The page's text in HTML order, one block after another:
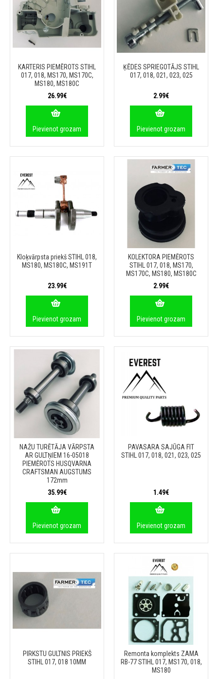
KARTERIS PIEMĒROTS STIHL
017, 018, MS170, MS170C,
MS180, MS180C
26.99€
Pievienot grozam
ĶĒDES SPRIEGOTĀJS STIHL
017, 018, 021, 023, 025
2.99€
Pievienot grozam
Kloķvārpsta priekš STIHL 018,
MS180, MS180C, MS191T
23.99€
Pievienot grozam
KOLEKTORA PIEMĒROTS
STIHL 017, 018, MS170,
MS170C, MS180, MS180C
2.99€
Pievienot grozam
NAŽU TURĒTĀJA VĀRPSTA
AR GULTŅIEM 16-05018
PIEMĒROTS HUSQVARNA
CRAFTSMAN AUGSTUMS
172mm
35.99€
Pievienot grozam
PAVASARA SAJŪGA FIT
STIHL 017, 018, 021, 023, 025
1.49€
Pievienot grozam
PIRKSTU GULTNIS PRIEKŠ
STIHL 017, 018 10MM
Remonta komplekts ZAMA
RB-77 STIHL 017, MS170, 018,
MS180